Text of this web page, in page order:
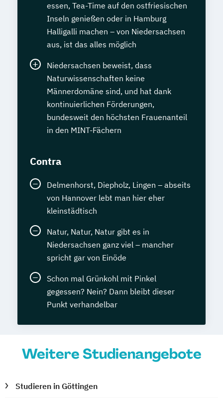
essen, Tea-Time auf den ostfriesischen
Inseln genießen oder in Hamburg
Halligalli machen – von Niedersachsen
aus, ist das alles möglich
Niedersachsen beweist, dass
Naturwissenschaften keine
Männerdomäne sind, und hat dank
kontinuierlichen Förderungen,
bundesweit den höchsten Frauenanteil
in den MINT-Fächern
Contra
Delmenhorst, Diepholz, Lingen – abseits
von Hannover lebt man hier eher
kleinstädtisch
Natur, Natur, Natur gibt es in
Niedersachsen ganz viel – mancher
spricht gar von Einöde
Schon mal Grünkohl mit Pinkel
gegessen? Nein? Dann bleibt dieser
Punkt verhandelbar
Weitere Studienangebote
Studieren in Göttingen